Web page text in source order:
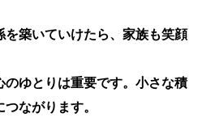
を築いていけたら、家族も笑顔
のゆとりは重要です。小さな積
ながります。